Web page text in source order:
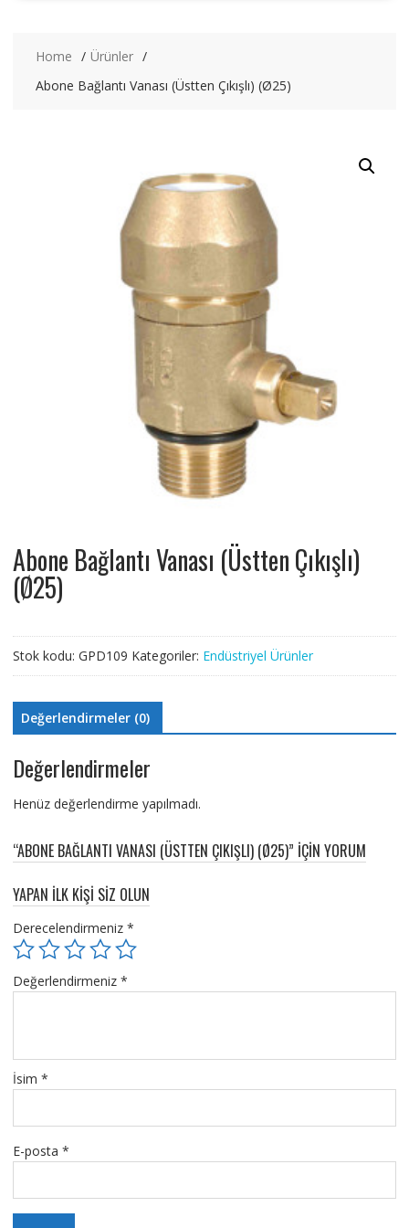
Home
Ürünler
Abone Bağlantı Vanası (Üstten Çıkışlı) (Ø25)
Abone Bağlantı Vanası (Üstten Çıkışlı)
(Ø25)
Stok kodu: GPD109 Kategoriler: Endüstriyel Ürünler
Değerlendirmeler (0)
Değerlendirmeler
Henüz değerlendirme yapılmadı.
“ABONE BAĞLANTI VANASI (ÜSTTEN ÇIKIŞLI) (Ø25)” IÇIN YORUM
YAPAN ILK KIŞI SIZ OLUN
Derecelendirmeniz *
Değerlendirmeniz *
İsim *
E-posta *